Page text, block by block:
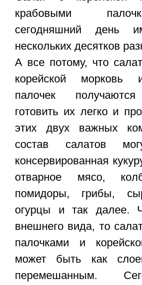
крабовыми
сегодняшний день
нескольких десятков
А все потому, что
корейской морковь
палочек
готовить их легко и
этих двух важных
состав салатов
консервированная
отварное мясо,
помидоры, грибы,
огурцы и так далее.
внешнего вида, то
палочками и
может быть как
перемешанным.